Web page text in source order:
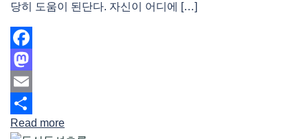
당히 도움이 된단다. 자신이 어디에 […]
Facebook
Mastodon
Email
Share
Read more